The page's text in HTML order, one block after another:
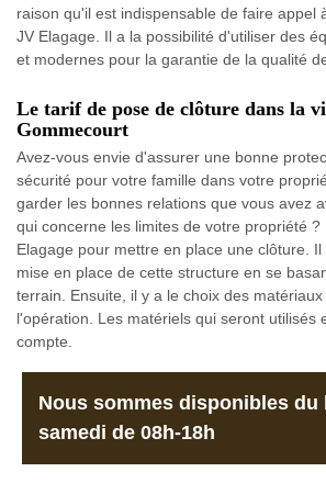
raison qu'il est indispensable de faire appel
JV Elagage. Il a la possibilité d'utiliser des
et modernes pour la garantie de la qualité
Le tarif de pose de clôture dans la
Gommecourt
Avez-vous envie d'assurer une bonne
sécurité pour votre famille dans votre
garder les bonnes relations que vous avez
qui concerne les limites de votre propriété ?
Elagage pour mettre en place une clôture.
mise en place de cette structure en se
terrain. Ensuite, il y a le choix des
l'opération. Les matériels qui seront utilisés
compte.
Nous sommes disponibles du
samedi de 08h-18h